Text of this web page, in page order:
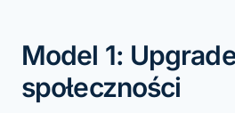
Model 1:
społeczności